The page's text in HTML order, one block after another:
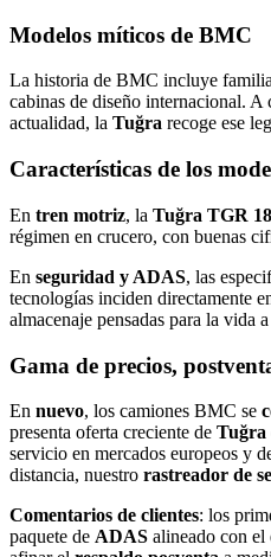
Modelos míticos de BMC
La historia de BMC incluye
cabinas de diseño internacional.
actualidad, la Tuğra recoge ese
Características de los
En tren motriz, la Tuğra TGR
régimen en crucero, con buenas
En seguridad y ADAS, las
tecnologías inciden directamente
almacenaje pensadas para la vida
Gama de precios,
En nuevo, los camiones BMC se
presenta oferta creciente de Tuğra
servicio en mercados europeos y
distancia, nuestro rastreador de
Comentarios de clientes: los
paquete de ADAS alineado con el